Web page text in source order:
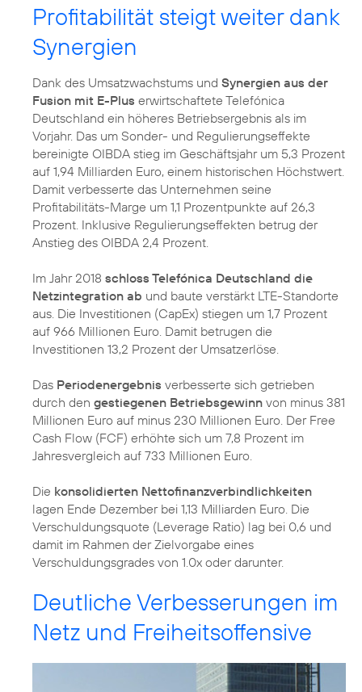
Profitabilität steigt weiter dank
Synergien
Dank des Umsatzwachstums und Synergien aus der
Fusion mit E-Plus erwirtschaftete Telefónica
Deutschland ein höheres Betriebsergebnis als im
Vorjahr. Das um Sonder- und Regulierungseffekte
bereinigte OIBDA stieg im Geschäftsjahr um 5,3 Prozent
auf 1,94 Milliarden Euro, einem historischen Höchstwert.
Damit verbesserte das Unternehmen seine
Profitabilitäts-Marge um 1,1 Prozentpunkte auf 26,3
Prozent. Inklusive Regulierungseffekten betrug der
Anstieg des OIBDA 2,4 Prozent.
Im Jahr 2018 schloss Telefónica Deutschland die
Netzintegration ab und baute verstärkt LTE-Standorte
aus. Die Investitionen (CapEx) stiegen um 1,7 Prozent
auf 966 Millionen Euro. Damit betrugen die
Investitionen 13,2 Prozent der Umsatzerlöse.
Das Periodenergebnis verbesserte sich getrieben
durch den gestiegenen Betriebsgewinn von minus 381
Millionen Euro auf minus 230 Millionen Euro. Der Free
Cash Flow (FCF) erhöhte sich um 7,8 Prozent im
Jahresvergleich auf 733 Millionen Euro.
Die konsolidierten Nettofinanzverbindlichkeiten
lagen Ende Dezember bei 1,13 Milliarden Euro. Die
Verschuldungsquote (Leverage Ratio) lag bei 0,6 und
damit im Rahmen der Zielvorgabe eines
Verschuldungsgrades von 1.0x oder darunter.
Deutliche Verbesserungen im
Netz und Freiheitsoffensive